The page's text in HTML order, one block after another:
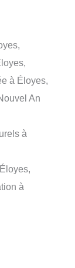
à Éloyes,
An
à
à